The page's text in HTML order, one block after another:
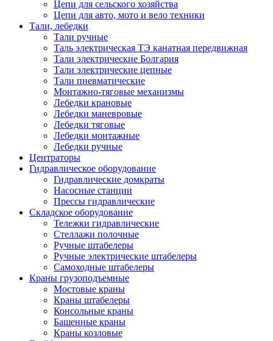
Цепи для сельского хозяйства
Цепи для авто, мото и вело техники
Тали, лебедки
Тали ручные
Таль электрическая ТЭ канатная передвижная
Тали электрические Болгария
Тали электрические цепные
Тали пневматические
Монтажно-тяговые механизмы
Лебедки крановые
Лебедки маневровые
Лебедки тяговые
Лебедки монтажные
Лебедки ручные
Центраторы
Гидравлическое оборудование
Гидравлические домкраты
Насосные станции
Прессы гидравлические
Складское оборудование
Тележки гидравлические
Cтеллажи полочные
Ручные штабелеры
Ручные электрические штабелеры
Самоходные штабелеры
Краны грузоподъемные
Мостовые краны
Краны штабелеры
Консольные краны
Башенные краны
Краны козловые